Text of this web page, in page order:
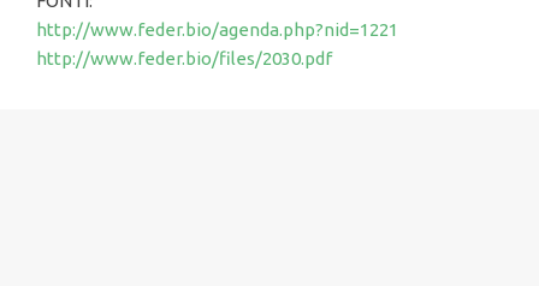
http://www.feder.bio/agenda.php?nid=1221
http://www.feder.bio/files/2030.pdf